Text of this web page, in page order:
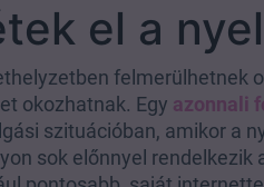
el a
felmerülhetnek
okozhatnak. Egy azonnali
szituációban, amikor a
sok előnnyel